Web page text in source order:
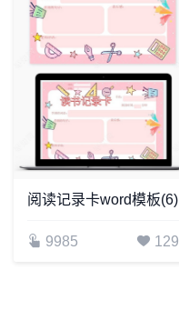
阅读记录卡word模板(6)
9985 129